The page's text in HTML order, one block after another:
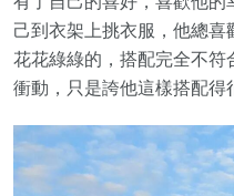
己到衣架上挑衣服，他總
花花綠綠的，搭配完全不符
衝動，只是誇他這樣搭配得